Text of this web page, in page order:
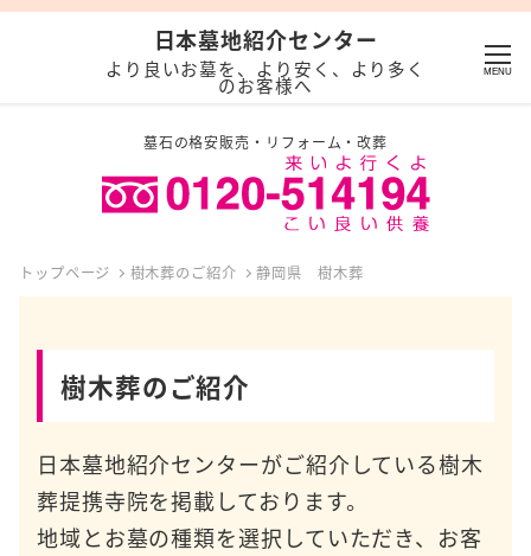
日本墓地紹介センター
より良いお墓を、より安く、より多く
のお客様へ
MENU
墓石の格安販売・リフォーム・改葬
トップページ 樹木葬のご紹介 静岡県 樹木葬
樹木葬のご紹介
日本墓地紹介センターがご紹介している樹木
葬提携寺院を掲載しております。
地域とお墓の種類を選択していただき、お客